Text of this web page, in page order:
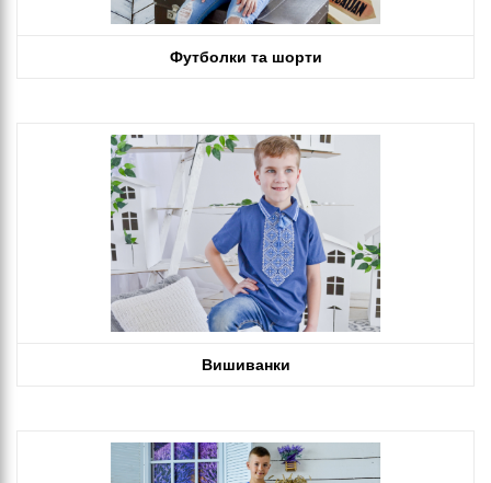
Футболки та шорти
Вишиванки